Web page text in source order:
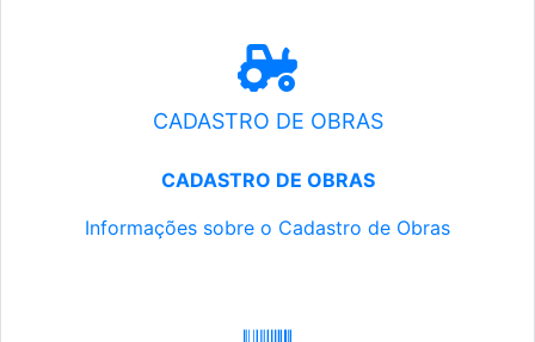
CADASTRO DE OBRAS
CADASTRO DE OBRAS
Informações sobre o Cadastro de Obras